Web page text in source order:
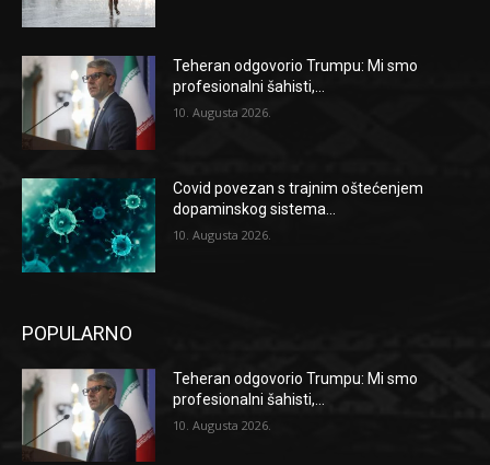
Teheran odgovorio Trumpu: Mi smo
profesionalni šahisti,...
10. Augusta 2026.
Covid povezan s trajnim oštećenjem
dopaminskog sistema...
10. Augusta 2026.
POPULARNO
Teheran odgovorio Trumpu: Mi smo
profesionalni šahisti,...
10. Augusta 2026.